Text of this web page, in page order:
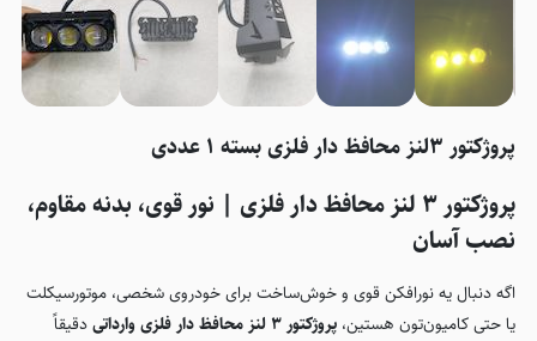
پروژکتور 3لنز محافظ دار فلزی بسته 1 عددی
پروژکتور 3 لنز محافظ دار فلزی | نور قوی، بدنه مقاوم،
نصب آسان
اگه دنبال یه نورافکن قوی و خوش‌ساخت برای خودروی شخصی، موتورسیکلت
یا حتی کامیون‌تون هستین، پروژکتور 3 لنز محافظ دار فلزی وارداتی
دقیقاً